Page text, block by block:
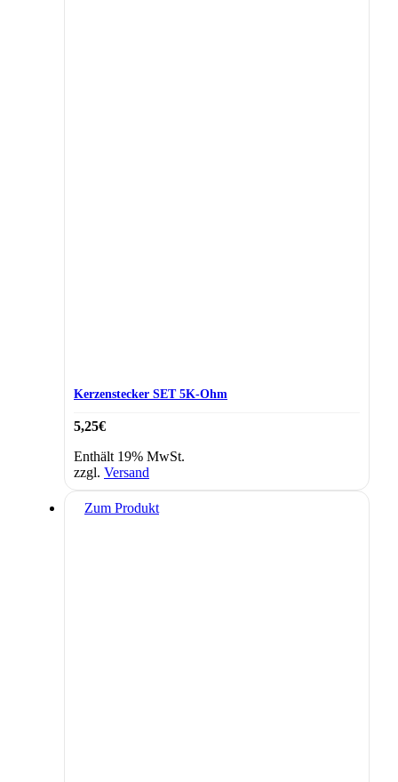
Kerzenstecker SET 5K-Ohm
5,25€
Enthält 19% MwSt.
zzgl. Versand
Zum Produkt